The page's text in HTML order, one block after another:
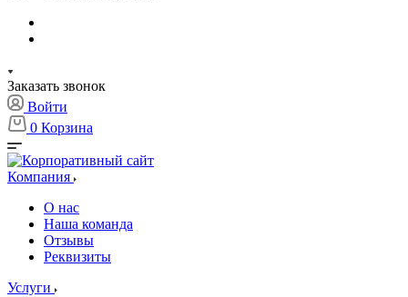
Заказать звонок
Войти
0 Корзина
Компания
О нас
Наша команда
Отзывы
Реквизиты
Услуги